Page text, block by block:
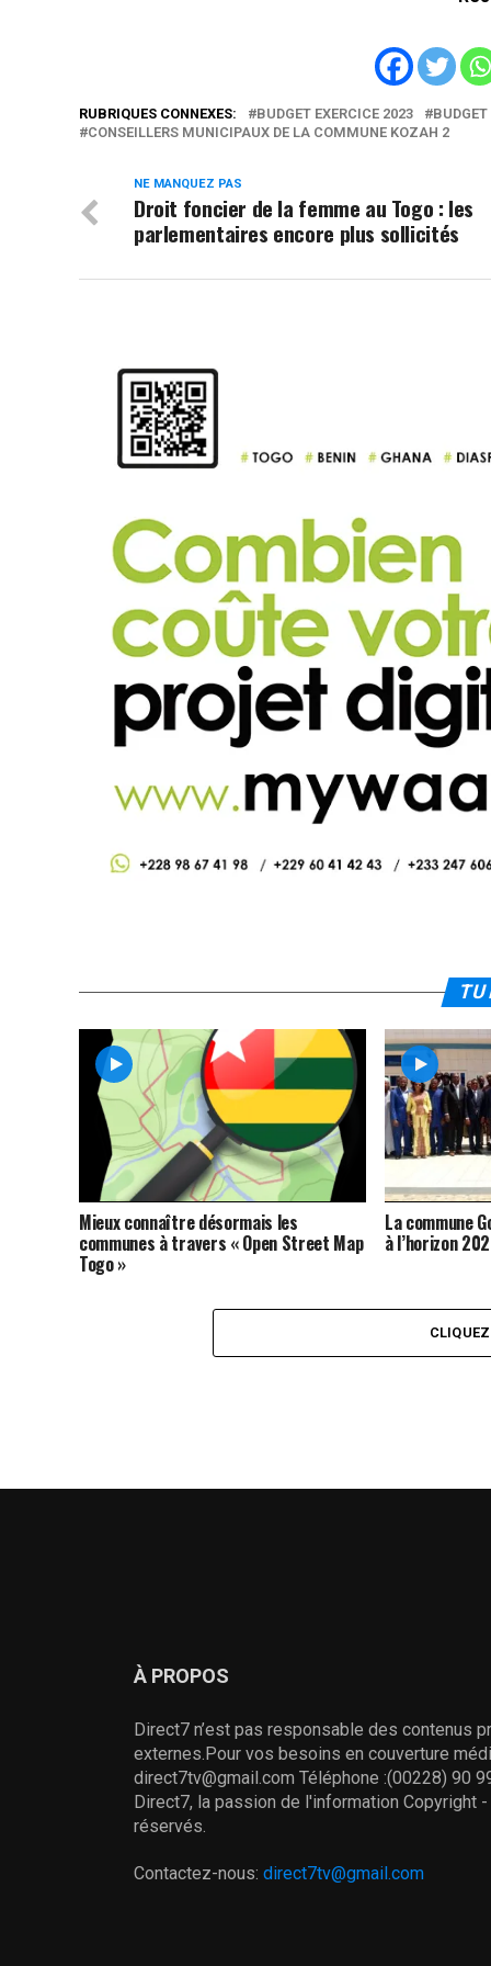
RUBRIQUES CONNEXES: BUDGET EXERCICE 2023
CONSEILLERS MUNICIPAUX DE LA COMMUNE KOZAH 2
NE MANQUEZ PAS
Droit foncier de la femme au Togo : les
parlementaires encore plus sollicités
TU
Mieux connaître désormais les
communes à travers « Open Street Map
Togo »
La commune
à l’horizon
À PROPOS
Direct7 n’est pas responsable des contenus
externes.Pour vos besoins en couverture
direct7tv@gmail.com Téléphone :(00228) 90
Direct7, la passion de l'information Copyright
réservés.
Contactez-nous: direct7tv@gmail.com